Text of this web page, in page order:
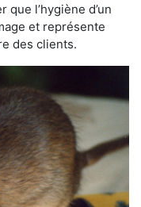
l’hygiène d’un
et représente
des clients.